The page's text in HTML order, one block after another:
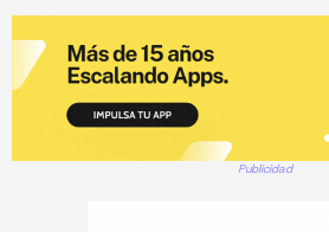
Publicidad